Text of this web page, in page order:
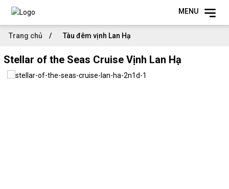
MENU
Trang chủ Tàu đêm vịnh Lan Hạ
Stellar of the Seas Cruise Vịnh Lan Hạ